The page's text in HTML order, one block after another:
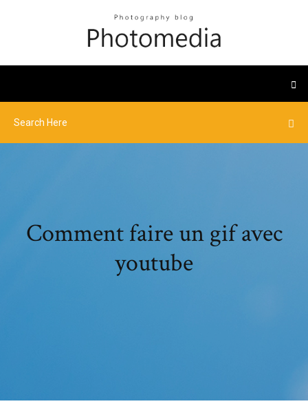
Comment faire un gif avec
youtube